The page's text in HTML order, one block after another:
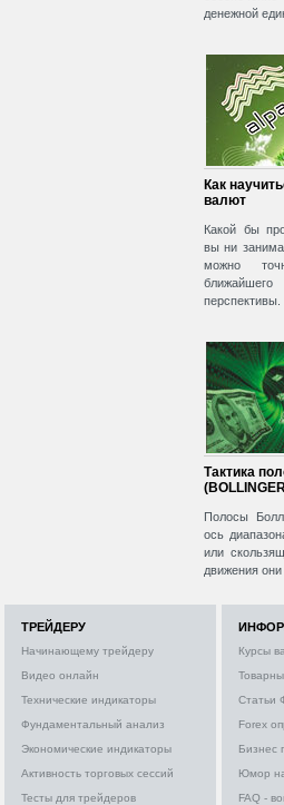
денежной
Как
валют
Какой бы
вы ни
можно
перспективы.
Тактика
Полосы
ось
или
движения
ТРЕЙДЕРУ
Начинающему трейдеру
Видео онлайн
Технические индикаторы
Фундаментальный анализ
Экономические индикаторы
Активность торговых сессий
Тесты для трейдеров
Курсы
Статьи
Forex
Бизнес
Юмор
FAQ -